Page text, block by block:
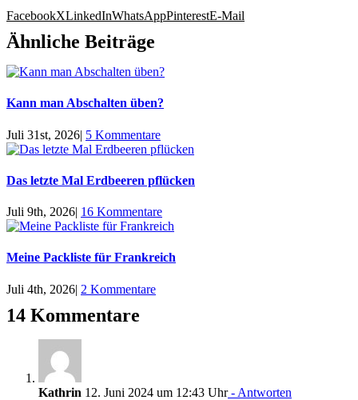
FacebookXLinkedInWhatsAppPinterestE-Mail
Ähnliche Beiträge
Kann man Abschalten üben?
Juli 31st, 2026| 5 Kommentare
Das letzte Mal Erdbeeren pflücken
Juli 9th, 2026| 16 Kommentare
Meine Packliste für Frankreich
Juli 4th, 2026| 2 Kommentare
14 Kommentare
Kathrin 12. Juni 2024 um 12:43 Uhr- Antworten